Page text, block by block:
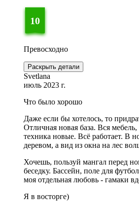
10
Превосходно
Раскрыть детали
Svetlana
июль 2023 г.
Что было хорошо
Даже если бы хотелось, то
Отличная новая база. Вся
техника новые. Всё работает. В
деревом, а вид из окна на лес
Хочешь, пользуй мангал перед
беседку. Бассейн, поле для
моя отдельная любовь - гамаки
Я в восторге)